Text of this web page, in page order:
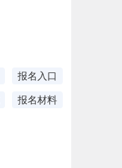
报名入口
报名材料